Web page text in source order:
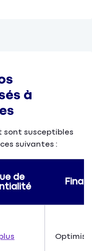
à
sont susceptibles
suivantes :
de